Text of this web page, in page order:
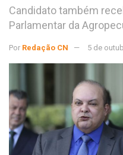
Candidato também
Parlamentar da
Por Redação CN 5 de